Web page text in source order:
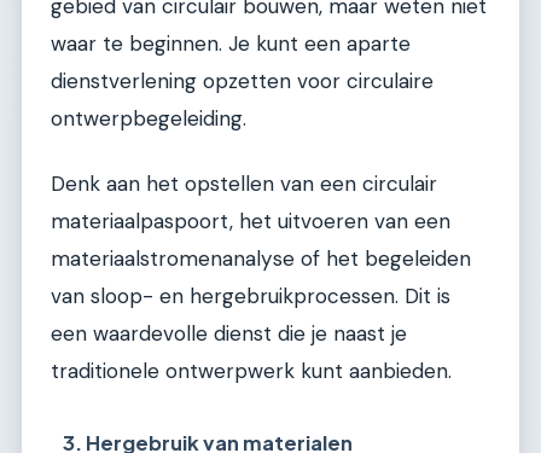
gebied van circulair bouwen, maar weten niet
waar te beginnen. Je kunt een aparte
dienstverlening opzetten voor circulaire
ontwerpbegeleiding.
Denk aan het opstellen van een circulair
materiaalpaspoort, het uitvoeren van een
materiaalstromenanalyse of het begeleiden
van sloop- en hergebruikprocessen. Dit is
een waardevolle dienst die je naast je
traditionele ontwerpwerk kunt aanbieden.
3. Hergebruik van materialen